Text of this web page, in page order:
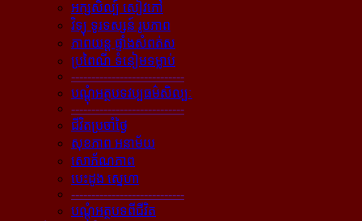
អក្សសិល្ប៍ សៀវភៅ
វិទ្យុ ទូរទស្សន៍ រូបភាព
ភាពយន្ដ ផ្ទាំងសំពត់ស
ប្រពៃណី ទំនៀមទម្លាប់
----------------------------
បណ្ដុំអត្ថបទវប្បធម៌សិល្បៈ
----------------------------
ជីវិតប្រចាំថ្ងៃ
សុខភាព អនាម័យ
សោភ័ណភាព
បេះដូង ស្នេហា
----------------------------
បណ្ដុំអត្ថបទពីជីវិត